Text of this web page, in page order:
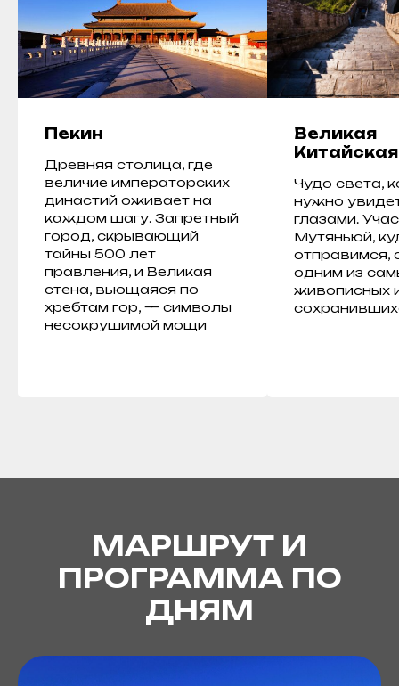
Пекин
Древняя столица, где
величие императорских
династий оживает на
каждом шагу. Запретный
город, скрывающий
тайны 500 лет
правления, и Великая
стена, вьющаяся по
хребтам гор, — символы
несокрушимой мощи
Великая
Чудо света,
нужно
глазами.
Мутяньюй,
отправимся,
одним из
живописных
МАРШРУТ И
ПРОГРАММА ПО
ДНЯМ